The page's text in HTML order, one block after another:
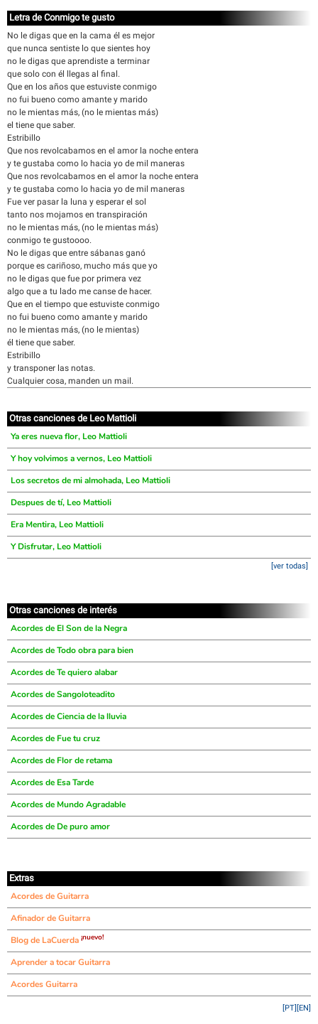
Letra de Conmigo te gusto
No le digas que en la cama él es mejor
que nunca sentiste lo que sientes hoy
no le digas que aprendiste a terminar
que solo con él llegas al final.
Que en los años que estuviste conmigo
no fui bueno como amante y marido
no le mientas más, (no le mientas más)
el tiene que saber.
Estribillo
Que nos revolcabamos en el amor la noche entera
y te gustaba como lo hacia yo de mil maneras
Que nos revolcabamos en el amor la noche entera
y te gustaba como lo hacia yo de mil maneras
Fue ver pasar la luna y esperar el sol
tanto nos mojamos en transpiración
no le mientas más, (no le mientas más)
conmigo te gustoooo.
No le digas que entre sábanas ganó
porque es cariñoso, mucho más que yo
no le digas que fue por primera vez
algo que a tu lado me canse de hacer.
Que en el tiempo que estuviste conmigo
no fui bueno como amante y marido
no le mientas más, (no le mientas)
él tiene que saber.
Estribillo
y transponer las notas.
Cualquier cosa, manden un mail.
Otras canciones de Leo Mattioli
Ya eres nueva flor, Leo Mattioli
Y hoy volvimos a vernos, Leo Mattioli
Los secretos de mi almohada, Leo Mattioli
Despues de tí, Leo Mattioli
Era Mentira, Leo Mattioli
Y Disfrutar, Leo Mattioli
[ver todas]
Otras canciones de interés
Acordes de El Son de la Negra
Acordes de Todo obra para bien
Acordes de Te quiero alabar
Acordes de Sangoloteadito
Acordes de Ciencia de la lluvia
Acordes de Fue tu cruz
Acordes de Flor de retama
Acordes de Esa Tarde
Acordes de Mundo Agradable
Acordes de De puro amor
Extras
Acordes de Guitarra
Afinador de Guitarra
Blog de LaCuerda ¡nuevo!
Aprender a tocar Guitarra
Acordes Guitarra
[EN]
[PT]